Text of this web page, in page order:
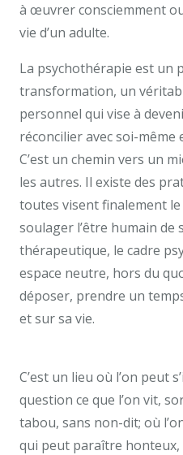
à œuvrer consciemment
vie d’un adulte.
La psychothérapie est un
transformation, un
personnel qui vise à
réconcilier avec soi-même
C’est un chemin vers un
les autres. Il existe des
toutes visent finalement
soulager l’être humain de
thérapeutique, le cadre
espace neutre, hors du
déposer, prendre un
et sur sa vie.
C’est un lieu où l’on peut
question ce que l’on vit,
tabou, sans non-dit; où
qui peut paraître